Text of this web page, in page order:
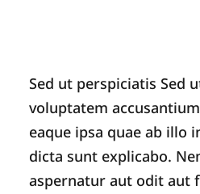
Sed ut perspiciatis Sed
voluptatem
eaque ipsa quae ab illo
dicta sunt explicabo.
aspernatur aut odit aut